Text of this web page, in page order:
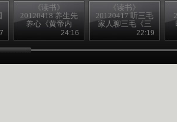
《读书》
20120418 养生先
养心《黄帝内
24:16
《读书》
20120417 听三毛
家人聊三毛《三
毛全集》22:19